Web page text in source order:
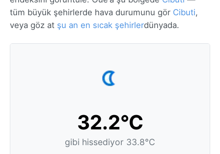
tüm büyük şehirlerde hava durumunu gör Cibuti,
veya göz at şu an en sıcak şehirlerdünyada.
32.2°C
gibi hissediyor 33.8°C